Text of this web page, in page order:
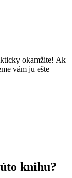
okamžite! Ak
vám ju ešte
knihu?